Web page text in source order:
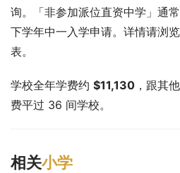
询。「非参加派位直资中学」通
下学年中一入学申请。详情请浏
表。
学校全年学费约 $11,130 ，跟其
费平过 36 间学校。
相关小学